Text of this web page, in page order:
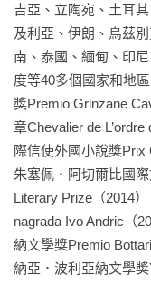
吉亞、立陶宛、土耳
及利亞、伊朗、烏茲
南、泰國、緬甸、印
度等40多個國家和地
獎Premio Grinzane
章Chevalier de
際信使外國小說獎Prix
朱塞佩．阿切爾比國
Literary Prize（2014
nagrada Ivo Andric（
納文學獎Premio
納亞．波利亞納文學